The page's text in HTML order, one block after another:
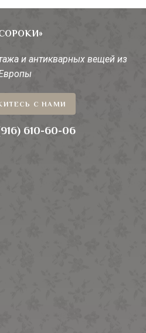
и антикварных вещей из
С НАМИ
610-60-06